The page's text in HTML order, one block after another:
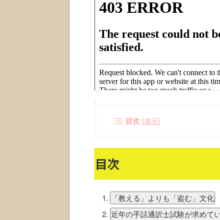
目次 [表示]
目次
「教える」よりも「盗む」文化
近年の手話通訳士試験が求めて